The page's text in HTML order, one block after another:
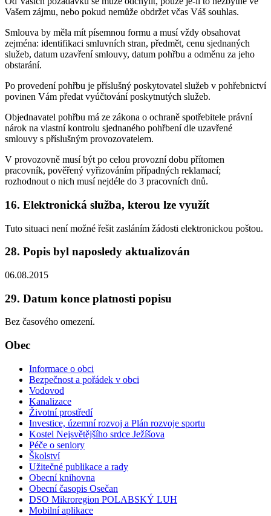
Vašem zájmu, nebo pokud nemůže obdržet včas Váš souhlas.
Smlouva by měla mít písemnou formu a musí vždy obsahovat
zejména: identifikaci smluvních stran, předmět, cenu sjednaných
služeb, datum uzavření smlouvy, datum pohřbu a odměnu za jeho
obstarání.
Po provedení pohřbu je příslušný poskytovatel služeb v pohřebnictví
povinen Vám předat vyúčtování poskytnutých služeb.
Objednavatel pohřbu má ze zákona o ochraně spotřebitele právní
nárok na vlastní kontrolu sjednaného pohřbení dle uzavřené
smlouvy s příslušným provozovatelem.
V provozovně musí být po celou provozní dobu přítomen
pracovník, pověřený vyřizováním případných reklamací;
rozhodnout o nich musí nejdéle do 3 pracovních dnů.
16. Elektronická služba, kterou lze využít
Tuto situaci není možné řešit zasláním žádosti elektronickou poštou.
28. Popis byl naposledy aktualizován
06.08.2015
29. Datum konce platnosti popisu
Bez časového omezení.
Obec
Informace o obci
Bezpečnost a pořádek v obci
Vodovod
Kanalizace
Životní prostředí
Investice, územní rozvoj a Plán rozvoje sportu
Kostel Nejsvětějšího srdce Ježíšova
Péče o seniory
Školství
Užitečné publikace a rady
Obecní knihovna
Obecní časopis Osečan
DSO Mikroregion POLABSKÝ LUH
Mobilní aplikace